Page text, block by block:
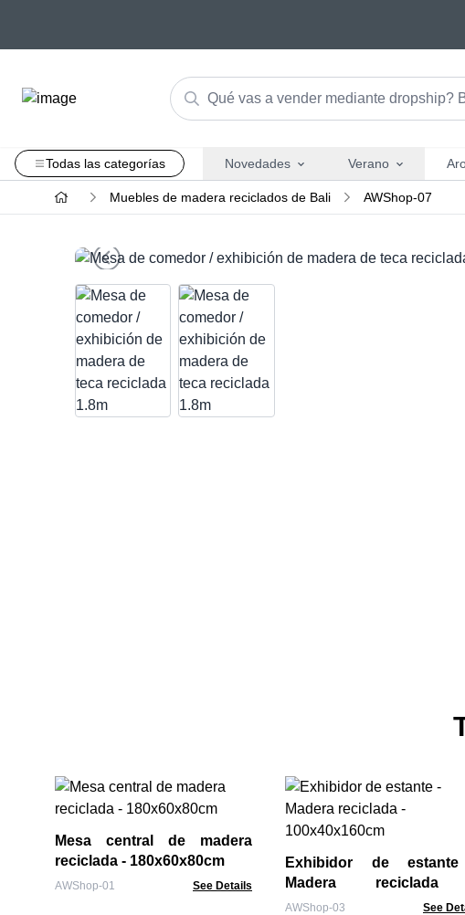
Todas las categorías Novedades Verano
Muebles de madera reciclados de Bali AWShop-07
Mesa central de madera
reciclada - 180x60x80cm
AWShop-01 See Details
Exhibidor de
Madera
100x40x160cm
AWShop-03 See